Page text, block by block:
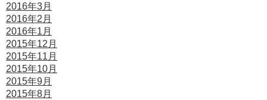
2016年3月
2016年2月
2016年1月
2015年12月
2015年11月
2015年10月
2015年9月
2015年8月